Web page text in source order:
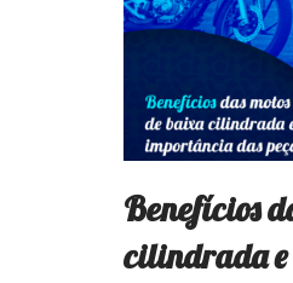
Benefícios
cilindrada